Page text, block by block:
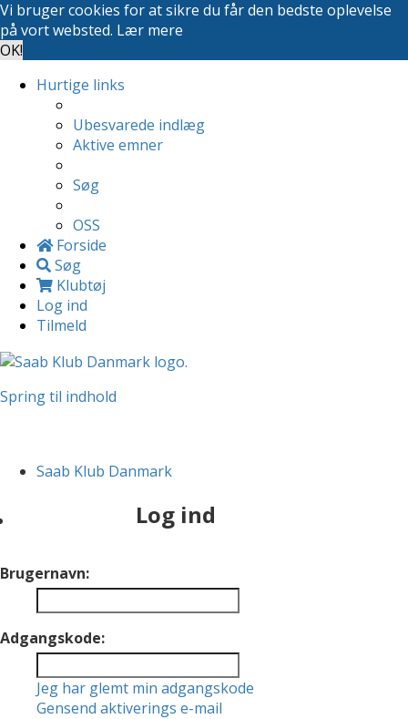
Vi bruger cookies for at sikre du får den bedste oplevelse
på vort websted. Lær mere
OK!
Hurtige links
Ubesvarede indlæg
Aktive emner
Søg
OSS
Forside
Søg
Klubtøj
Log ind
Tilmeld
Spring til indhold
Saab Klub Danmark
Log ind
Brugernavn:
Adgangskode:
Jeg har glemt min adgangskode
Gensend aktiverings e-mail